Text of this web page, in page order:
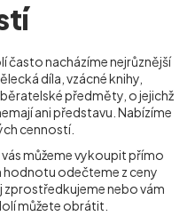
často nacházíme nejrůznější
díla, vzácné knihy,
předměty, o jejichž
ani představu. Nabízíme
cenností.
můžeme vykoupit přímo
hodnotu odečteme z ceny
zprostředkujeme nebo vám
můžete obrátit.